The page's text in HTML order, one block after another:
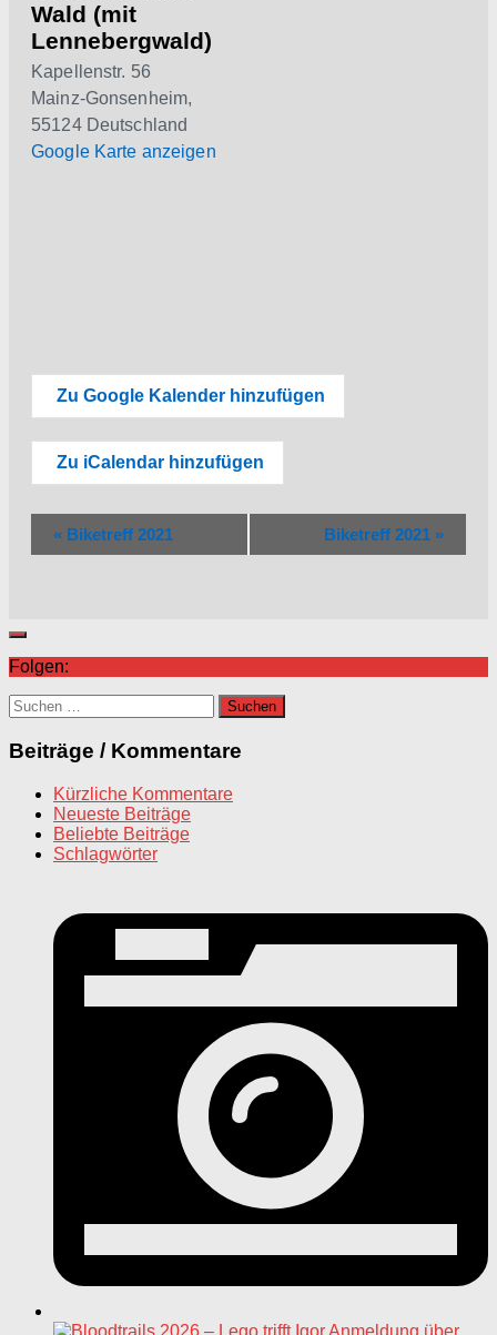
Wald (mit
Lennebergwald)
Kapellenstr. 56
Mainz-Gonsenheim,
55124 Deutschland
Google Karte anzeigen
Zu Google Kalender hinzufügen
Zu iCalendar hinzufügen
Veranstaltung
Navigation
« Biketreff 2021 Biketreff 2021 »
Folgen:
Suchen
nach:
Beiträge / Kommentare
Kürzliche Kommentare
Neueste Beiträge
Beliebte Beiträge
Schlagwörter